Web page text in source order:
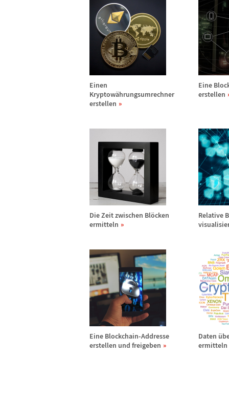
Einen
Kryptowährungsumrechner
erstellen
Eine
erstellen
Die Zeit zwischen Blöcken
ermitteln
Relative
Eine Blockchain-Addresse
erstellen und freigeben
Daten ü
ermitteln